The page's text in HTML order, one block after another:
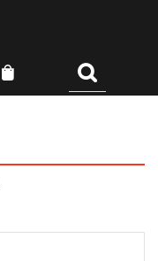
O Meu Carrinho